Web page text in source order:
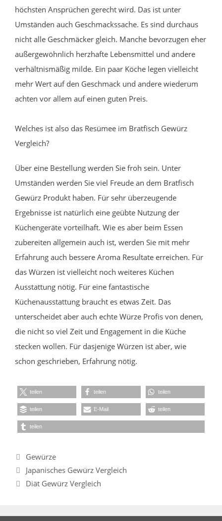
höchsten Ansprüchen gerecht wird. Das ist unter
Umständen auch Geschmackssache. Es sind durchaus
nicht alle Geschmäcker gleich. Manche bevorzugen eher
außergewöhnlich herzhafte Lebensmittel und andere
verhältnismäßig milde. Ein paar Köche legen vielleicht
mehr Wert auf den Geschmack und andere wiederum
achten vor allem auf einen guten Preis.
Welches ist also das Resümee im Bratfisch Gewürz
Vergleich?
Über eine Bestellung werden Sie froh sein. Unter
Umständen werden Sie viel Freude an dem Bratfisch
Gewürz Produkt haben. Für sehr überzeugende
Ergebnisse ist natürlich eine geübte Nutzung der
Küchengeräte vorteilhaft. Wie es aber beim Essen
zubereiten allgemein auch ist, werden Sie mit mehr
Erfahrung auch bessere Aroma Resultate erreichen. Für
das Würzen ist vielleicht noch weiteres Küchen
Ausstattung nötig. Für eine fantastische
Küchenausstattung braucht es etwas Zeit. Das
unterscheidet aber auch echte Würze Profis von denen,
die nicht so viel Zeit und Engagement in die Küche
stecken wollen. Für dasjenige Würzen ist aber, wie
schon geschrieben, Erfahrung nötig.
teilen teilen teilen
teilen E-Mail teilen
teilen
Kategorien
Gewürze
Japanisches Gewürz Vergleich
Diät Gewürz Vergleich